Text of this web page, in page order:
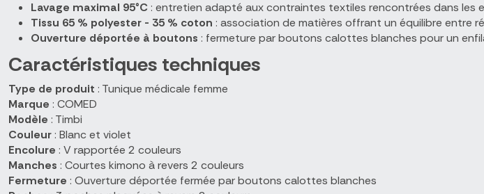
Lavage maximal 95°C : entretien adapté aux contraintes textiles rencontrées dans les
Tissu 65 % polyester - 35 % coton : association de matières offrant un équilibre entre
Ouverture déportée à boutons : fermeture par boutons calottes blanches pour un
Caractéristiques techniques
Type de produit : Tunique médicale femme
Marque : COMED
Modèle : Timbi
Couleur : Blanc et violet
Encolure : V rapportée 2 couleurs
Manches : Courtes kimono à revers 2 couleurs
Fermeture : Ouverture déportée fermée par boutons calottes blanches